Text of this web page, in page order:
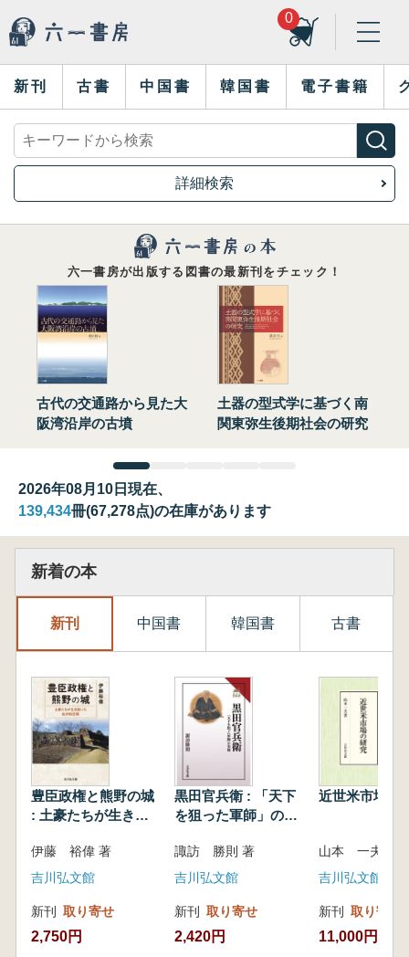
0
新刊 古書 中国書 韓国書 電子書籍
詳細検索
六一書房が出版する図書の最新刊をチェック！
古代の交通路から見た大
阪湾沿岸の古墳
土器の型式学に基づく南
関東弥生後期社会の研究
2026年08月10日現在、
139,434冊(67,278点)の在庫があります
新着の本
新刊 中国書 韓国書 古書
豊臣政権と熊野の城
: 土豪たちが生き抜
伊藤 裕偉 著
吉川弘文館
新刊 取り寄せ
2,750円
黒田官兵衛 : 「天下
を狙った軍師」の実
諏訪 勝則 著
吉川弘文館
新刊 取り寄せ
2,420円
近世米市場の
山本 一夫
吉川弘文館
新刊 取り寄せ
11,000円